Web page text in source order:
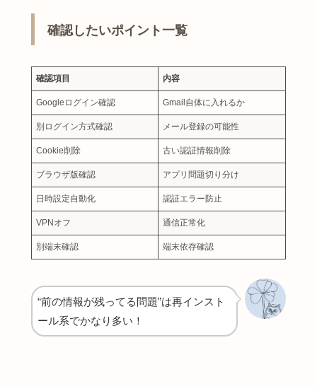
確認したいポイント一覧
確認項目 内容
Googleログイン確認 Gmail自体に入れるか
別ログイン方式確認 メール登録の可能性
Cookie削除 古い認証情報削除
ブラウザ版確認 アプリ問題切り分け
日時設定自動化 認証エラー防止
VPNオフ 通信正常化
別端末確認 端末依存確認
“前の情報が残ってる問題”は再インスト
ール系でかなり多い！